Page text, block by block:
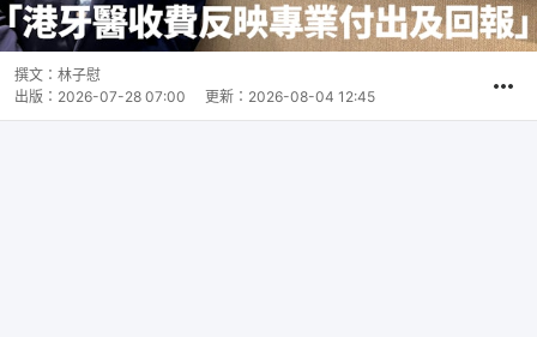
撰文： 林子慰
出版： 2026-07-28 07:00 更新： 2026-08-04 12:45